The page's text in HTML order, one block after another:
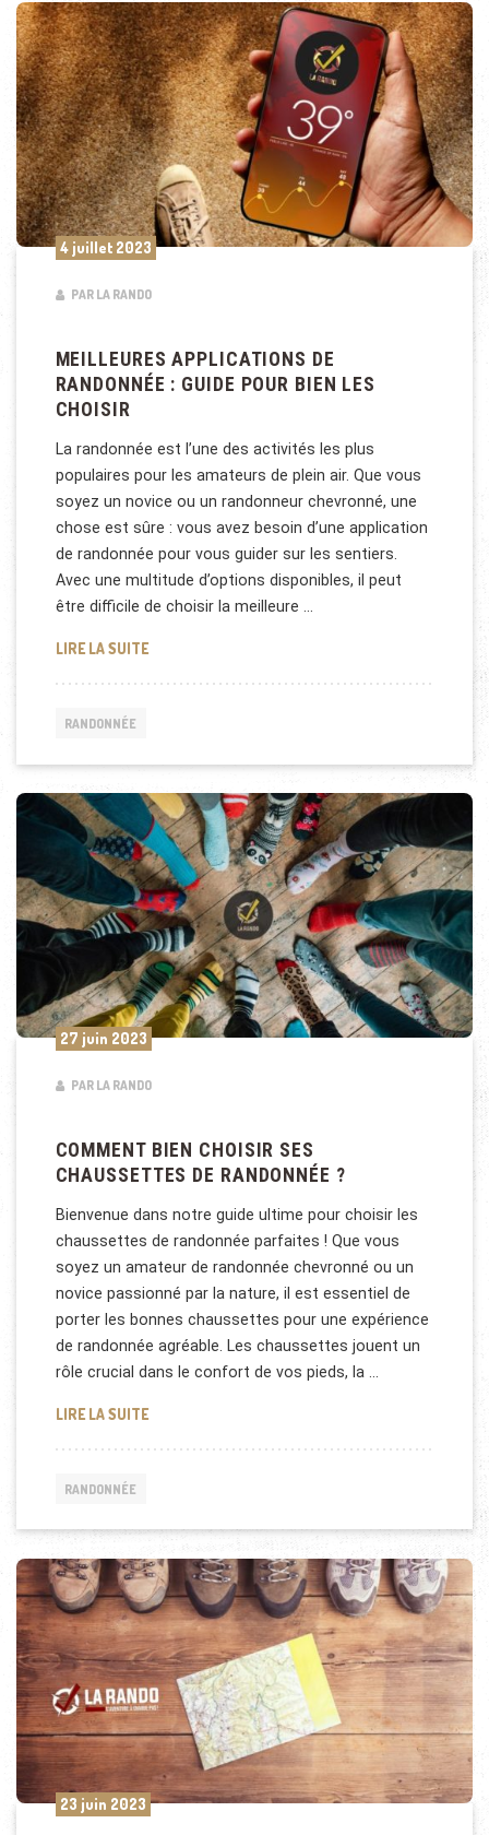
4 juillet 2023
PAR LA RANDO
MEILLEURES APPLICATIONS DE
RANDONNÉE : GUIDE POUR BIEN LES
CHOISIR
La randonnée est l’une des activités les plus
populaires pour les amateurs de plein air. Que vous
soyez un novice ou un randonneur chevronné, une
chose est sûre : vous avez besoin d’une application
de randonnée pour vous guider sur les sentiers.
Avec une multitude d’options disponibles, il peut
être difficile de choisir la meilleure …
LIRE LA SUITEMEILLEURES APPLICATIONS DE RANDONNÉE :
RANDONNÉE
27 juin 2023
PAR LA RANDO
COMMENT BIEN CHOISIR SES
CHAUSSETTES DE RANDONNÉE ?
Bienvenue dans notre guide ultime pour choisir les
chaussettes de randonnée parfaites ! Que vous
soyez un amateur de randonnée chevronné ou un
novice passionné par la nature, il est essentiel de
porter les bonnes chaussettes pour une expérience
de randonnée agréable. Les chaussettes jouent un
rôle crucial dans le confort de vos pieds, la …
LIRE LA SUITECOMMENT BIEN CHOISIR SES CHAUSSETTES DE
RANDONNÉE
23 juin 2023